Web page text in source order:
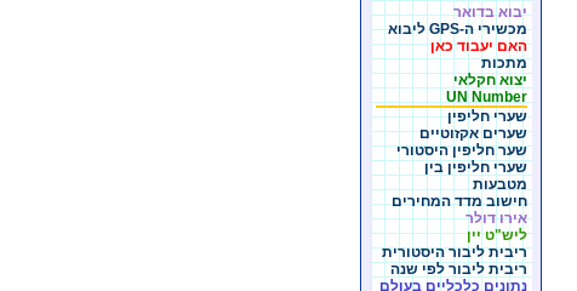
יבוא בדואר
מכשירי ה-GPS ליבוא
האם יעבוד כאן
מתכות
יצוא חקלאי
UN Number
שערי חליפין
שערים אקזוטיים
שער חליפין היסטורי
שערי חליפין בין
מטבעות
חישוב מדד המחירים
אירו דולר
ליש"ט יין
ריבית ליבור היסטורית
ריבית ליבור לפי שנה
נתונים כלכליים בעולם